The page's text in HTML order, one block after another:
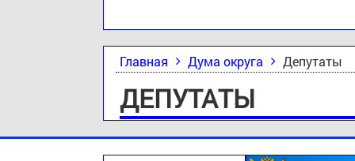
Главная Дума округа Депутаты
ДЕПУТАТЫ